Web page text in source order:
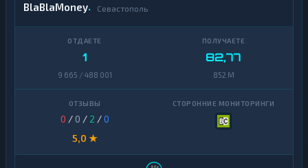
BlaBlaMoney Севастополь
1
9 665 / 488 001
82,77
852 M
0 / 0 / 2 /0
5,0 ★